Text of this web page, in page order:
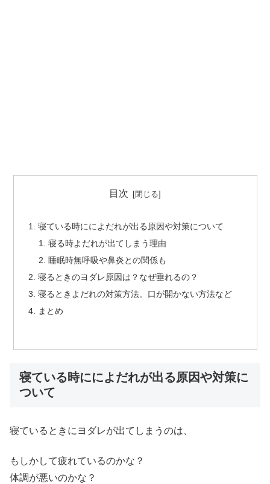
目次
寝ている時にによだれが出る原因や対策について
寝る時よだれが出てしまう理由
睡眠時無呼吸や鼻炎との関係も
寝るときのヨダレ原因は？なぜ垂れるの？
寝るときよだれの対策方法。口が開かない方法など
まとめ
寝ている時にによだれが出る原因や対策に
ついて
寝ているときにヨダレが出てしまうのは、
もしかして疲れているのかな？
体調が悪いのかな？